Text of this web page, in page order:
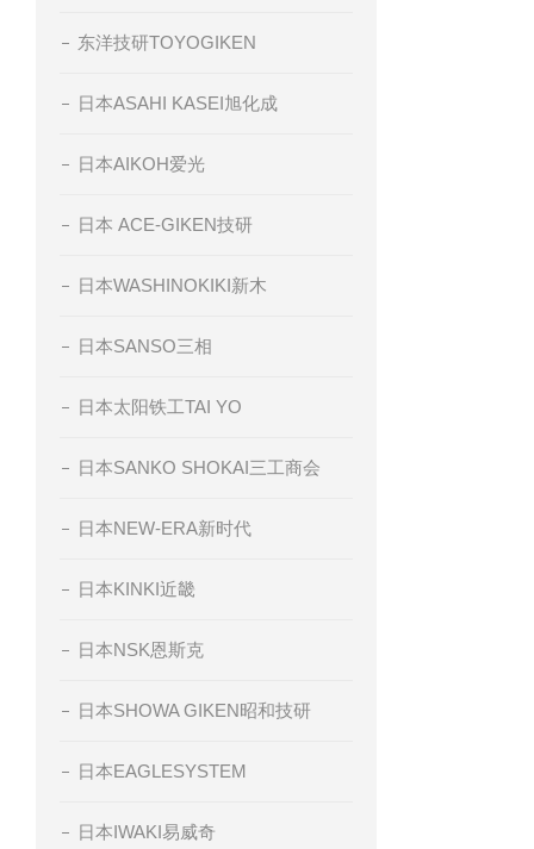
东洋技研TOYOGIKEN
日本ASAHI KASEI旭化成
日本AIKOH爱光
日本 ACE-GIKEN技研
日本WASHINOKIKI新木
日本SANSO三相
日本太阳铁工TAI YO
日本SANKO SHOKAI三工商会
日本NEW-ERA新时代
日本KINKI近畿
日本NSK恩斯克
日本SHOWA GIKEN昭和技研
日本EAGLESYSTEM
日本IWAKI易威奇